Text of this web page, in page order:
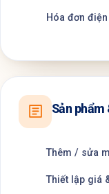
Hóa đơn
Sản
Thêm / sửa
Thiết lập giá